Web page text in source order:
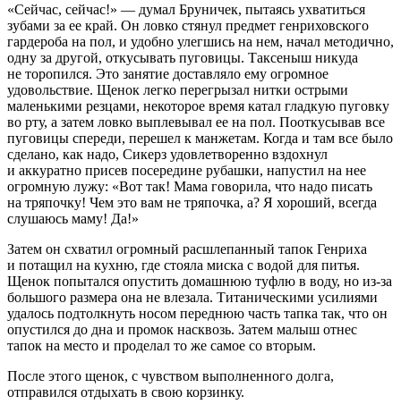
«Сейчас, сейчас!» — думал Бруничек, пытаясь ухватиться
зубами за ее край. Он ловко стянул предмет генриховского
гардероба на пол, и удобно улегшись на нем, начал методично,
одну за другой, откусывать пуговицы. Таксеныш никуда
не торопился. Это занятие доставляло ему огромное
удовольствие. Щенок легко перегрызал нитки острыми
маленькими резцами, некоторое время катал гладкую пуговку
во рту, а затем ловко выплевывал ее на пол. Пооткусывав все
пуговицы спереди, перешел к манжетам. Когда и там все было
сделано, как надо, Сикерз удовлетворенно вздохнул
и аккуратно присев посередине рубашки, напустил на нее
огромную лужу: «Вот так! Мама говорила, что надо писать
на тряпочку! Чем это вам не тряпочка, а? Я хороший, всегда
слушаюсь маму! Да!»
Затем он схватил огромный расшлепанный тапок Генриха
и потащил на кухню, где стояла миска с водой для питья.
Щенок попытался опустить домашнюю туфлю в воду, но из-за
большого размера она не влезала. Титаническими усилиями
удалось подтолкнуть носом переднюю часть тапка так, что он
опустился до дна и промок насквозь. Затем малыш отнес
тапок на место и проделал то же самое со вторым.
После этого щенок, с чувством выполненного долга,
отправился отдыхать в свою корзинку.